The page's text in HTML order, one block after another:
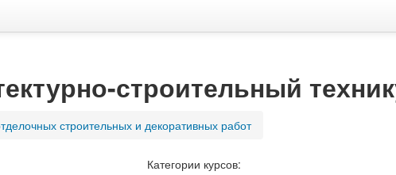
строительный
строительных и декоративных работ
Категории курсов: